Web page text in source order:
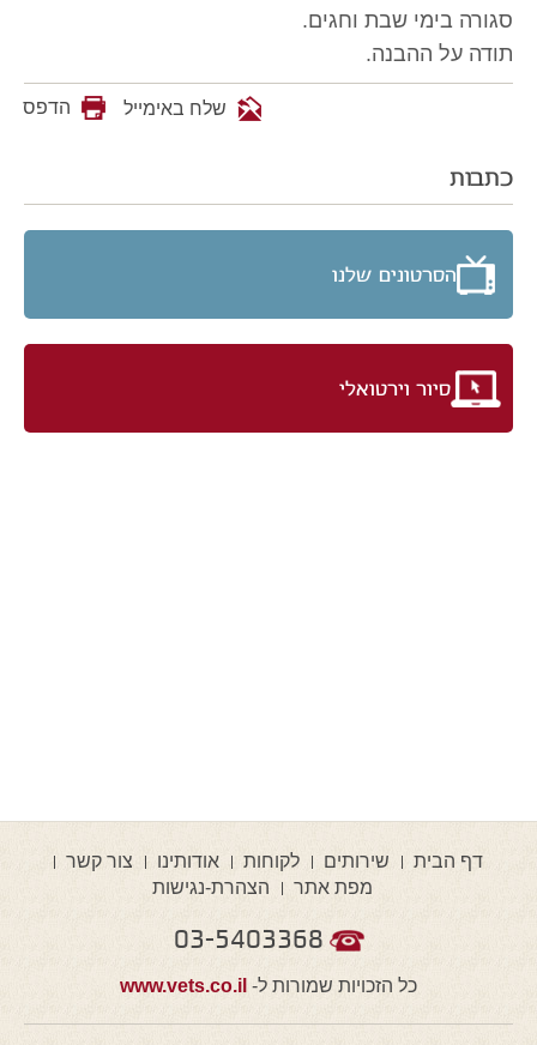
כתבות
הסרטונים שלנו
סיור וירטואלי
סגורה בימי שבת וחגים.
תודה על ההבנה.
שלח באימייל הדפס
דף הבית שירותים לקוחות אודותינו
צור קשר
מפת אתר
הצהרת-נגישות
03-5403368
כל הזכויות שמורות ל- www.vets.co.il